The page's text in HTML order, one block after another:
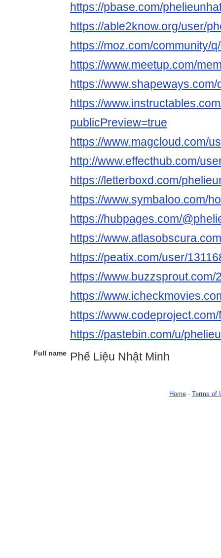
https://pbase.com/
https://able2know.org/user/
https://moz.com/community/
https://www.meetup.com/
https://
https://
publicPreview=true
https://www.magcloud.com/
http://www.effecthub.com/
https://letterboxd.com/
https://www.symbaloo.com/
https://hubpages.com/
https://
https://peatix.com/user/
https://www.buzzsprout.com/
https://
https://
https://pastebin.com/u/
Full name Phế Liệu Nhật Minh
Home- Terms of